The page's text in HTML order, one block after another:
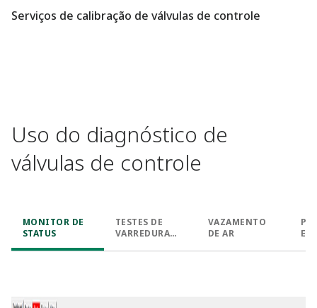
Serviços de calibração de válvulas de controle
Uso do diagnóstico de
válvulas de controle
MONITOR DE
STATUS
TESTES DE
VARREDURA
VAZAMENTO
DE AR